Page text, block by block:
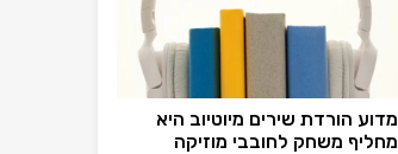
מדוע הורדת שירים מיוטיוב היא
מחליף משחק לחובבי מוזיקה